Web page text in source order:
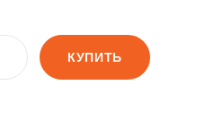
КУПИТЬ